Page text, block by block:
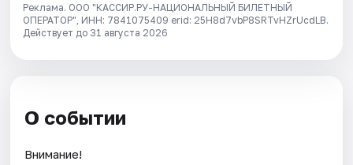
Реклама. ООО "КАССИР.РУ-НАЦИОНАЛЬНЫЙ БИЛЕТНЫЙ
ОПЕРАТОР", ИНН: 7841075409 erid: 25H8d7vbP8SRTvHZrUcdLB.
Действует до 31 августа 2026
О событии
Внимание!